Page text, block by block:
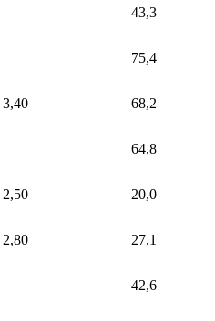
43,3
3,40
75,4
68,2
64,8
2,50 20,0
2,80 27,1
42,6